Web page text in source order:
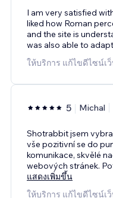
I am very satisfied
liked how Roman
and the site is
was also able to
ให้บริการ แก้ไขดีไซน์เ
5 Michal
Shotrabbit jsem
vše pozitivní se do
komunikace, skvělé
webových stránek.
แสดงเพิ่มขึ้น
ให้บริการ แก้ไขดีไซน์เ